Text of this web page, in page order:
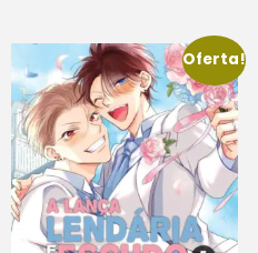
Oferta!